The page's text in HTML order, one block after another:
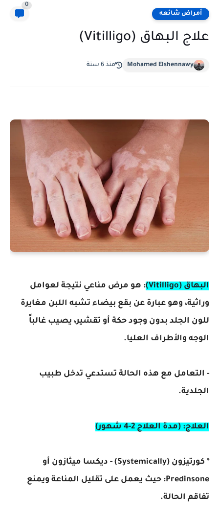
أمراض شائعه
0
علاج البهاق (Vitilligo)
Mohamed Elshennawy منذ 6 سنة
البهاق (Vitilligo)
: هو مرض مناعي نتيجة لعوامل
وراثية، وهو عبارة عن بقع بيضاء تشبه اللبن مغايرة
للون الجلد بدون وجود حكة أو تقشير، يصيب غالباً
الوجه والأطراف العليا.
- التعامل مع هذه الحالة تستدعي تدخل طبيب
الجلدية.
العلاج: (مدة العلاج 2-4 شهور)
* كورتيزون (Systemically) - ديكسا ميثازون أو
Predinsone: حيث يعمل على تقليل المناعة ويمنع
تفاقم الحالة.